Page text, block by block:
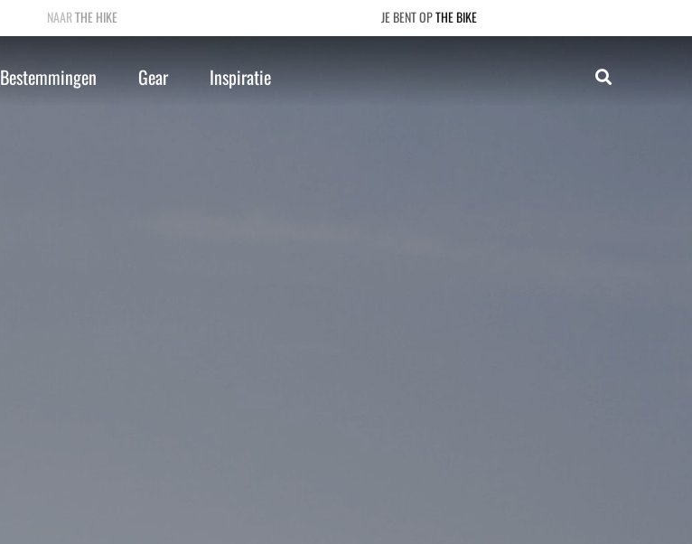
THE HIKE THE BIKE
Bestemmingen Gear Inspiratie